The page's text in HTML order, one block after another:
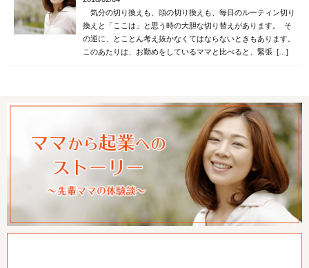
気分の切り換えも、頭の切り換えも、毎日のルーティン切り
換えと「ここは」と思う時の大胆な切り替えがあります。 そ
の逆に、とことん考え抜かなくてはならないときもあります。
このあたりは、お勤めをしているママと比べると、緊張 […]